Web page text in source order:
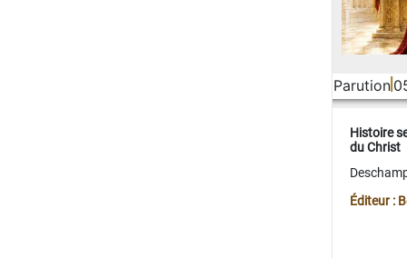
Parution
Histoire
du Christ
Éditeur :